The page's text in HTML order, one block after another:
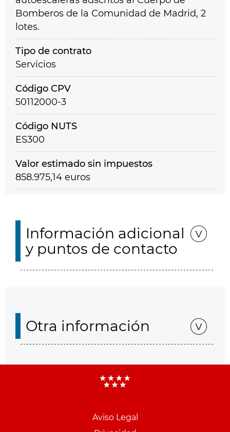
Bomberos de la Comunidad de Madrid, 2
lotes.
Tipo de contrato
Servicios
Código CPV
50112000-3
Código NUTS
ES300
Valor estimado sin impuestos
858.975,14 euros
Información adicional
y puntos de contacto
Otra información
Aviso Legal